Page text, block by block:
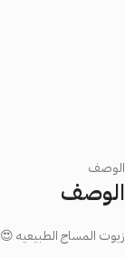
الوصف
الوصف
زيوت المساج الطبيعيه 😍🫦🍬🔞